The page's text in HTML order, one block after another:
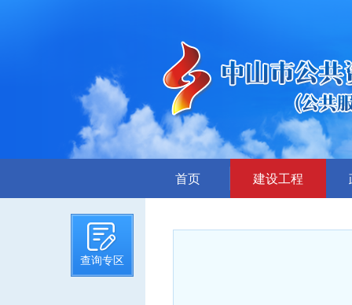
查询专区
首页 建设工程
招标文件提前公示